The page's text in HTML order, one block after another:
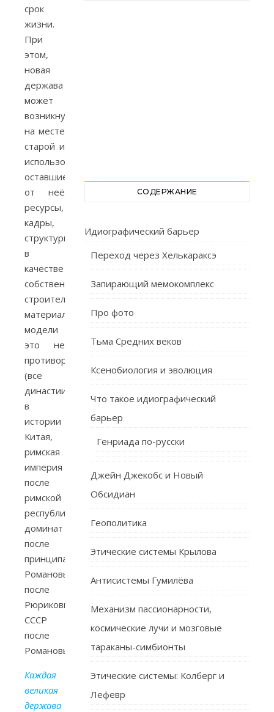
срок
жизни.
При
этом,
новая
держава
может
возникнуть
на месте
старой и
использовать
оставшиеся
от неё
ресурсы,
кадры,
структуры
в
качестве
собственного
строительного
материала,
модели
это не
противоречит
(все
династии
в
истории
Китая,
римская
империя
после
римской
республики,
доминат
после
принципата,
Романовы
после
Рюриковичей,
СССР
после
Романовых).
Каждая
великая
держава
СОДЕРЖАНИЕ
Идиографический барьер
Переход через Хелькараксэ
Запирающий мемокомплекс
Про фото
Тьма Средних веков
Ксенобиология и эволюция
Что такое идиографический
барьер
Генриада по-русски
Джейн Джекобс и Новый
Обсидиан
Геополитика
Этические системы Крылова
Антисистемы Гумилёва
Механизм пассионарности,
космические лучи и мозговые
тараканы-симбионты
Этические системы: Колберг и
Лефевр